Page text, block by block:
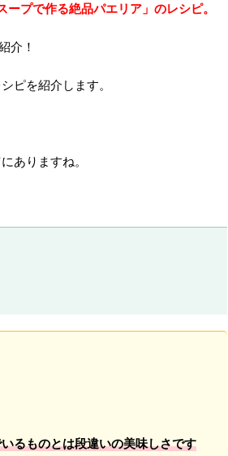
ープで作る絶品パエリア」のレシピ。
介！
ピを紹介します。
ありますね。
るものとは段違いの美味しさです